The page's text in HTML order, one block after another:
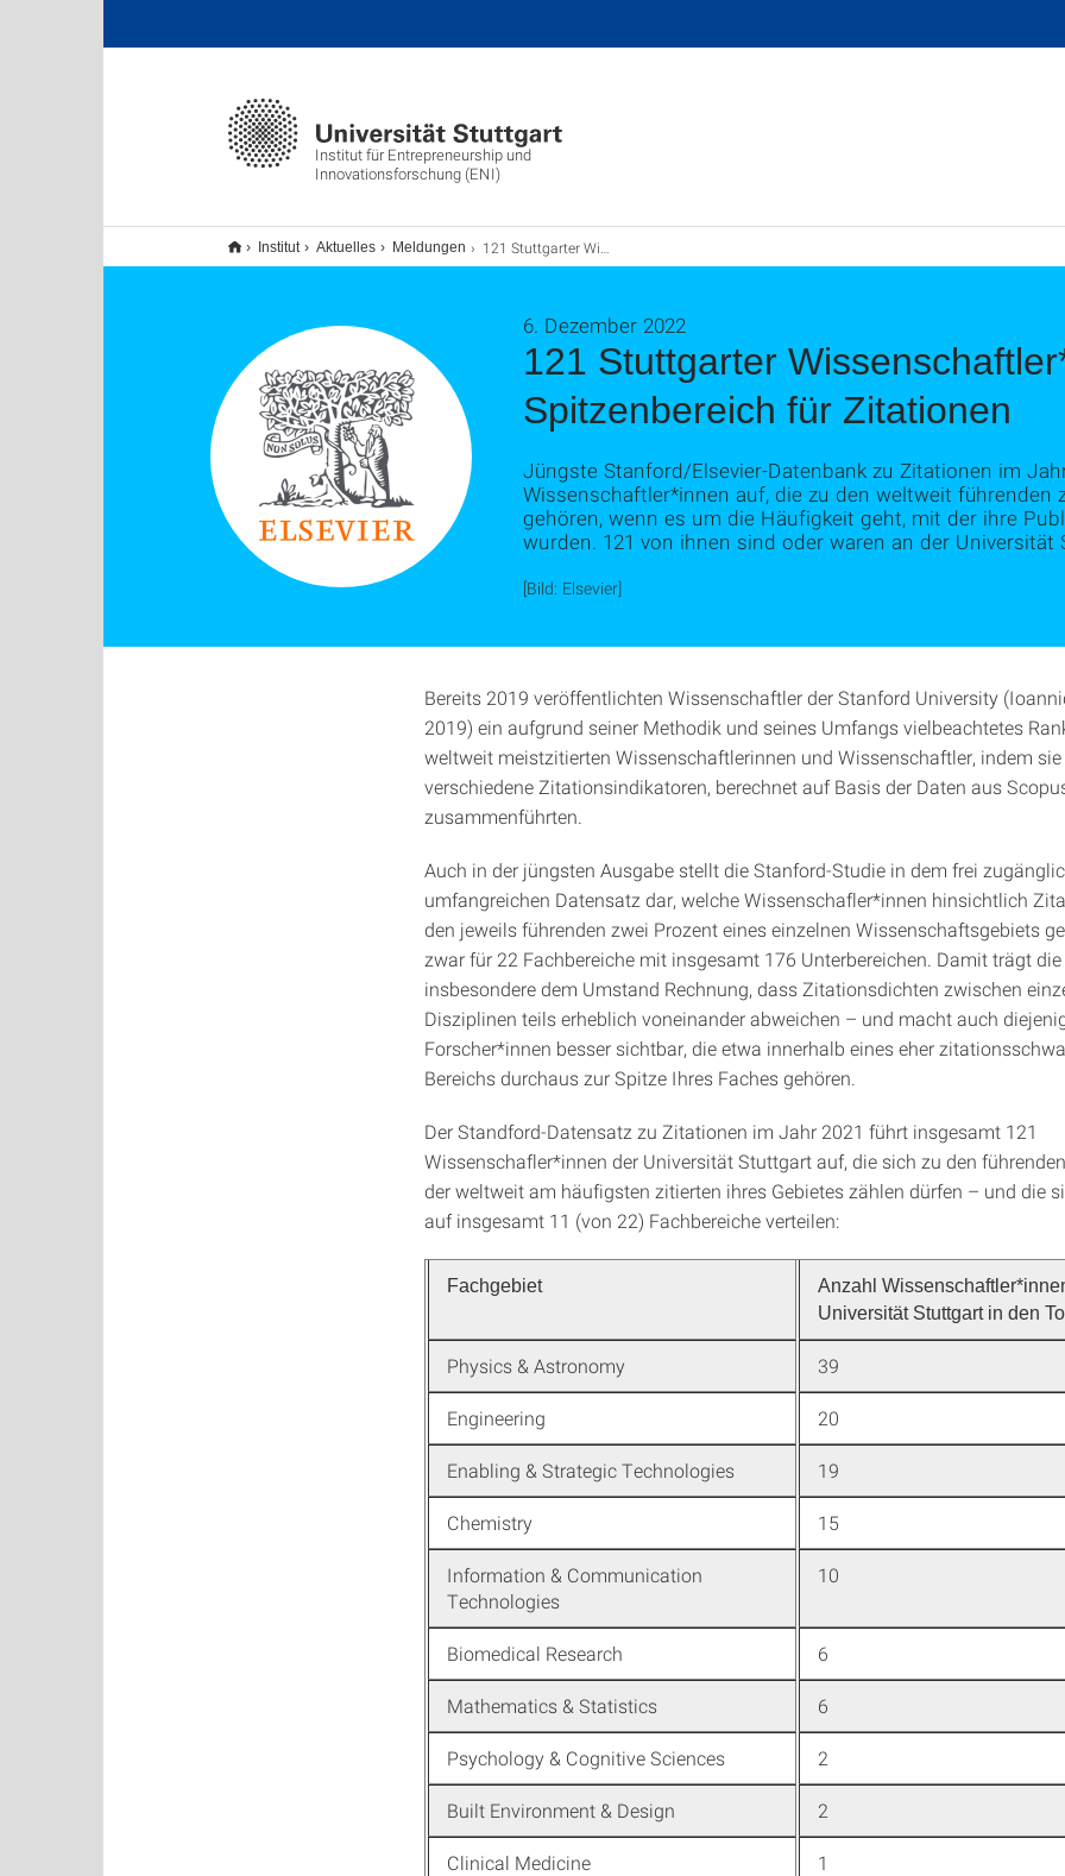
Institut für Entrepreneurship und
Innovationsforschung (ENI)
Institut Aktuelles Meldungen 121 Stuttgarter Wissenschaftler*innen im Spitzenbereich für Zitationen
121 Stuttgarter
Spitzenbereich für Zitationen
6. Dezember 2022
Jüngste Stanford/Elsevier-Datenbank zu Zitationen im
Wissenschaftler*innen auf, die zu den weltweit führenden
gehören, wenn es um die Häufigkeit geht, mit der ihre
wurden. 121 von ihnen sind oder waren an der
[Bild: Elsevier]
Bereits 2019 veröffentlichten Wissenschaftler der Stanford University
2019) ein aufgrund seiner Methodik und seines Umfangs vielbeachtetes
weltweit meistzitierten Wissenschaftlerinnen und Wissenschaftler, indem sie
verschiedene Zitationsindikatoren, berechnet auf Basis der Daten aus
zusammenführten.
Auch in der jüngsten Ausgabe stellt die Stanford-Studie in dem frei
umfangreichen Datensatz dar, welche Wissenschafler*innen hinsichtlich
den jeweils führenden zwei Prozent eines einzelnen Wissenschaftsgebiets
zwar für 22 Fachbereiche mit insgesamt 176 Unterbereichen. Damit trägt
insbesondere dem Umstand Rechnung, dass Zitationsdichten zwischen
Disziplinen teils erheblich voneinander abweichen – und macht auch
Forscher*innen besser sichtbar, die etwa innerhalb eines eher
Bereichs durchaus zur Spitze Ihres Faches gehören.
Der Standford-Datensatz zu Zitationen im Jahr 2021 führt insgesamt 121
Wissenschafler*innen der Universität Stuttgart auf, die sich zu den
der weltweit am häufigsten zitierten ihres Gebietes zählen dürfen – und die
auf insgesamt 11 (von 22) Fachbereiche verteilen:
Fachgebiet
Anzahl
Universität Stuttgart in den
Physics & Astronomy 39
Engineering 20
Enabling & Strategic Technologies 19
Chemistry 15
Information & Communication
Technologies
10
Biomedical Research 6
Mathematics & Statistics 6
Psychology & Cognitive Sciences 2
Built Environment & Design 2
Clinical Medicine 1